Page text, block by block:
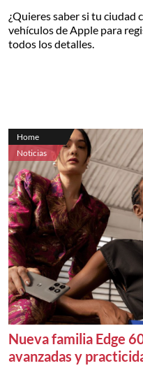
¿Quieres saber si tu ciudad
vehículos de Apple para
todos los detalles.
Home
Noticias
Nueva familia Edge
avanzadas y